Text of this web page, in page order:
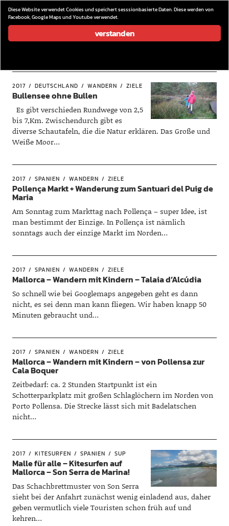
wieder los…
2017 DEUTSCHLAND WANDERN ZIELE
Bullensee ohne Bullen
Es gibt verschieden Rundwege von 2,5
bis 7,Km. Zwischendurch gibt es
diverse Schautafeln, die die Natur erklären. Das Große und
Weiße Moor…
2017 SPANIEN WANDERN ZIELE
Pollença Markt + Wanderung zum Santuari del Puig de
Maria
Am Sonntag zum Markttag nach Pollença – super Idee, ist
man bestimmt der Einzige. In Pollença ist nämlich
sonntags auch der einzige Markt im Norden…
2017 SPANIEN WANDERN ZIELE
Mallorca – Wandern mit Kindern – Talaia d’Alcúdia
So schnell wie bei Googlemaps angegeben geht es dann
nicht, es sei denn man kann fliegen. Wir haben knapp 50
Minuten gebraucht und…
2017 SPANIEN WANDERN ZIELE
Mallorca – Wandern mit Kindern – von Pollensa zur
Cala Boquer
Zeitbedarf: ca. 2 Stunden Startpunkt ist ein
Schotterparkplatz mit großen Schlaglöchern im Norden von
Porto Pollensa. Die Strecke lässt sich mit Badelatschen
nicht…
2017 KITESURFEN SPANIEN SUP
Malle für alle – Kitesurfen auf
Mallorca – Son Serra de Marina!
Das Schachbrettmuster von Son Serra
sieht bei der Anfahrt zunächst wenig einladend aus, daher
geben vermutlich viele Touristen schon früh auf und
kehren…
Diese Website verwendet Cookies und speichert sesssionbasierte Daten. Diese werden von
Facebook, Google Maps und Youtube verwendet.
verstanden